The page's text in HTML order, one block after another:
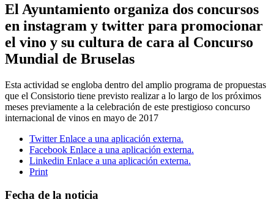
El Ayuntamiento organiza dos concursos
en instagram y twitter para promocionar
el vino y su cultura de cara al Concurso
Mundial de Bruselas
Esta actividad se engloba dentro del amplio programa de propuestas
que el Consistorio tiene previsto realizar a lo largo de los próximos
meses previamente a la celebración de este prestigioso concurso
internacional de vinos en mayo de 2017
Twitter Enlace a una aplicación externa.
Facebook Enlace a una aplicación externa.
Linkedin Enlace a una aplicación externa.
Print
Fecha de la noticia